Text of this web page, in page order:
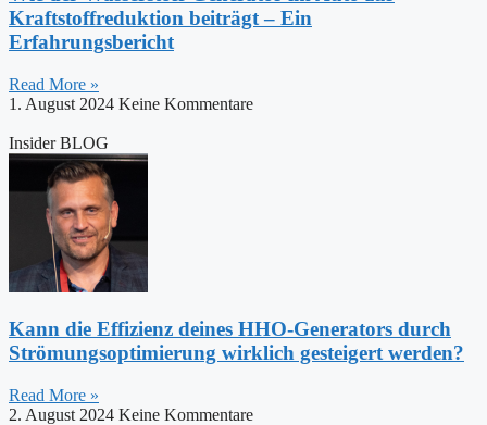
Kraftstoffreduktion beiträgt – Ein
Erfahrungsbericht
Read More »
1. August 2024 Keine Kommentare
Insider BLOG
Kann die Effizienz deines HHO-Generators durch
Strömungsoptimierung wirklich gesteigert werden?
Read More »
2. August 2024 Keine Kommentare